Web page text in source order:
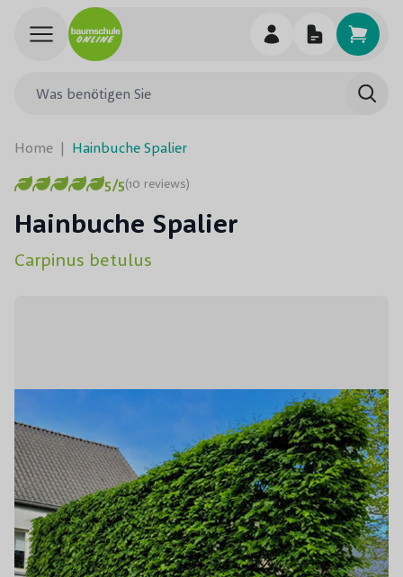
Skip to Content
Home | Hainbuche Spalier
5/5(10 reviews)
Hainbuche Spalier
Carpinus betulus